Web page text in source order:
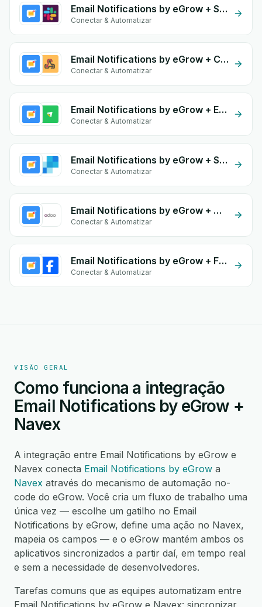
Email Notifications by eGrow + Slack
Conectar & Automatizar
Email Notifications by eGrow + Custom Webhook
Conectar & Automatizar
Email Notifications by eGrow + EasyOrders
Conectar & Automatizar
Email Notifications by eGrow + SendGrid
Conectar & Automatizar
Email Notifications by eGrow + Odoo Stock
Conectar & Automatizar
Email Notifications by eGrow + Facebook Commerce
Conectar & Automatizar
VISÃO GERAL
Como funciona a integração
Email Notifications by eGrow +
Navex
A integração entre Email Notifications by eGrow e
Navex conecta Email Notifications by eGrow a
Navex através do mecanismo de automação no-
code do eGrow. Você cria um fluxo de trabalho uma
única vez — escolhe um gatilho no Email
Notifications by eGrow, define uma ação no Navex,
mapeia os campos — e o eGrow mantém ambos os
aplicativos sincronizados a partir daí, em tempo real
e sem a necessidade de desenvolvedores.
Tarefas comuns que as equipes automatizam entre
Email Notifications by eGrow e Navex: sincronizar